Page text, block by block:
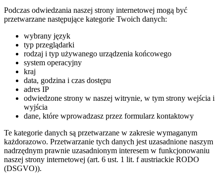
Podczas odwiedzania naszej strony internetowej mogą być
przetwarzane następujące kategorie Twoich danych:
wybrany język
typ przeglądarki
rodzaj i typ używanego urządzenia końcowego
system operacyjny
kraj
data, godzina i czas dostępu
adres IP
odwiedzone strony w naszej witrynie, w tym strony wejścia i
wyjścia
dane, które wprowadzasz przez formularz kontaktowy
Te kategorie danych są przetwarzane w zakresie wymaganym
każdorazowo. Przetwarzanie tych danych jest uzasadnione naszym
nadrzędnym prawnie uzasadnionym interesem w funkcjonowaniu
naszej strony internetowej (art. 6 ust. 1 lit. f austriackie RODO
(DSGVO)).